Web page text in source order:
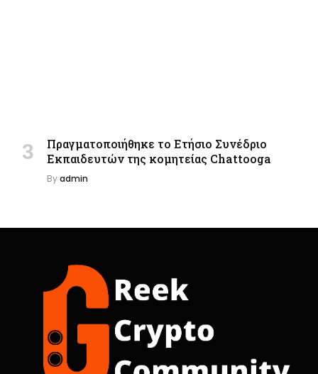
Πραγματοποιήθηκε το Ετήσιο Συνέδριο
Εκπαιδευτών της κομητείας Chattooga
Byadmin